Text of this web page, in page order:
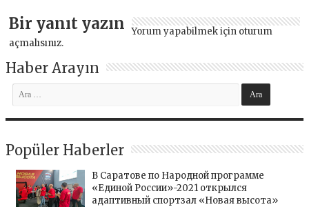
Bir yanıt yazın Yorum yapabilmek için oturum
açmalısınız.
Haber Arayın
Popüler Haberler
В Саратове по Народной программе
«Единой России»-2021 открылся
адаптивный спортзал «Новая высота»